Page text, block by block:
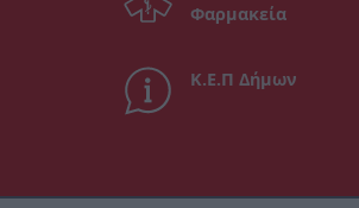
Φαρμακεία
Κ.Ε.Π Δήμων